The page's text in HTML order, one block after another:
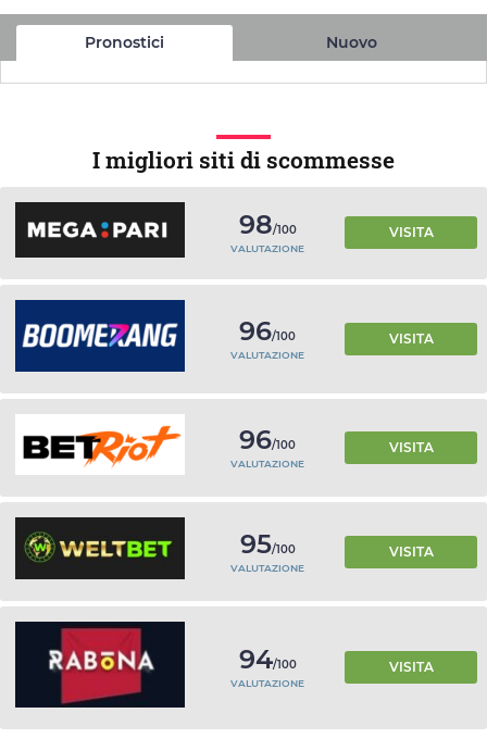
Pronostici Nuovo
I migliori siti di scommesse
98/100
VALUTAZIONE
VISITA
96/100
VALUTAZIONE
VISITA
96/100
VALUTAZIONE
VISITA
95/100
VALUTAZIONE
VISITA
94/100
VALUTAZIONE
VISITA